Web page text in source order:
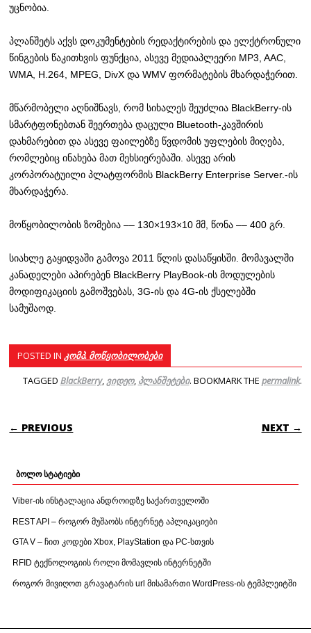
უცნობია.
პლანშეტს აქვს დოკუმენტების რედაქტირების და ელქტრონული
წინგების წაკითხვის ფუნქცია, ასევე მედიაპლეერი MP3, AAC,
WMA, H.264, MPEG, DivX და WMV ფორმატების მხარდაჭერით.
მწარმობელი აღნიშნავს, რომ სიხალეს შეუძლია BlackBerry-ის
სმარტფონებთან შეერთება დაცული Bluetooth-კავშირის
დახმარებით და ასევე ფაილებზე წვდომის უფლების მიღება,
რომლებიც ინახება მათ მეხსიერებაში. ასევე არის
კორპორატუილი პლატფორმის BlackBerry Enterprise Server.-ის
მხარდაჭერა.
მოწყობილობის ზომებია –– 130×193×10 მმ, წონა –– 400 გრ.
სიახლე გაყიდვაში გამოვა 2011 წლის დასაწყისში. მომავალში
კანადელები აპირებენ BlackBerry PlayBook-ის მოდულების
მოდიფიკაციის გამოშვებას, 3G-ის და 4G-ის ქსელებში
სამუშაოდ.
POSTED INკომპ. მოწყობილობები
TAGGED BlackBerry,ვიდეო, პლანშეტები. BOOKMARK THE permalink.
POST NAVIGATION
← PREVIOUS NEXT →
ბოლო სტატიები
Viber-ის ინსტალაცია ანდროიდზე საქართველოში
REST API – როგორ მუშაობს ინტერნეტ აპლიკაციები
GTA V – ჩით კოდები Xbox, PlayStation და PC-სთვის
RFID ტექნოლოგიის როლი მომავლის ინტერნეტში
როგორ მივიღოთ გრავატარის url მისამართი WordPress-ის ტემპლეიტში